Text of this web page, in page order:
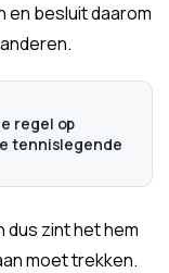
en besluit daarom
regel op
tennislegende
dus zint het hem
moet trekken.